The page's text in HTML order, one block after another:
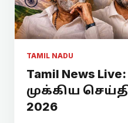
TAMIL NADU
Tamil News
முக்கிய
2026